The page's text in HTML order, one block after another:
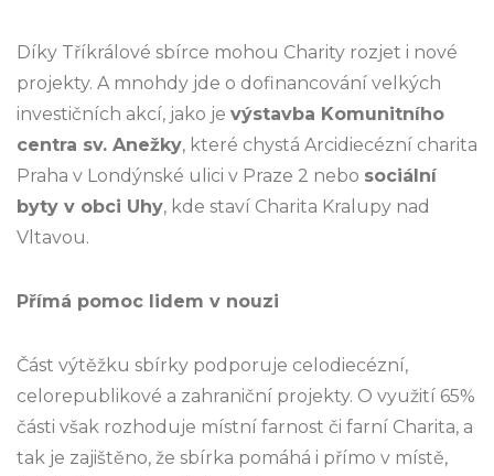
Díky Tříkrálové sbírce mohou Charity rozjet i nové
projekty. A mnohdy jde o dofinancování velkých
investičních akcí, jako je výstavba Komunitního
centra sv. Anežky, které chystá Arcidiecézní charita
Praha v Londýnské ulici v Praze 2 nebo sociální
byty v obci Uhy, kde staví Charita Kralupy nad
Vltavou.
Přímá pomoc lidem v nouzi
Část výtěžku sbírky podporuje celodiecézní,
celorepublikové a zahraniční projekty. O využití 65%
části však rozhoduje místní farnost či farní Charita, a
tak je zajištěno, že sbírka pomáhá i přímo v místě,